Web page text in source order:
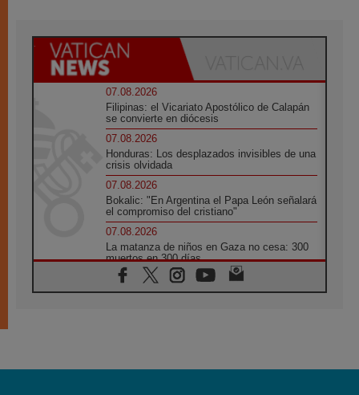
07.08.2026
Filipinas: el Vicariato Apostólico de Calapán
se convierte en diócesis
07.08.2026
Honduras: Los desplazados invisibles de una
crisis olvidada
07.08.2026
Bokalic: "En Argentina el Papa León señalará
el compromiso del cristiano"
07.08.2026
La matanza de niños en Gaza no cesa: 300
muertos en 300 días
07.08.2026
Tagle: La guerra desfigura el mundo, solo la